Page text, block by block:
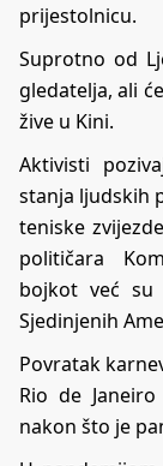
prijestolnicu.
Suprotno od
gledatelja, ali
žive u Kini.
Aktivisti
stanja ljudskih
teniske
političara
bojkot već su
Sjedinjenih
Povratak
Rio de
nakon što je